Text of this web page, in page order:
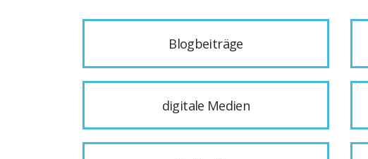
Blogbeiträge
digitale Medien